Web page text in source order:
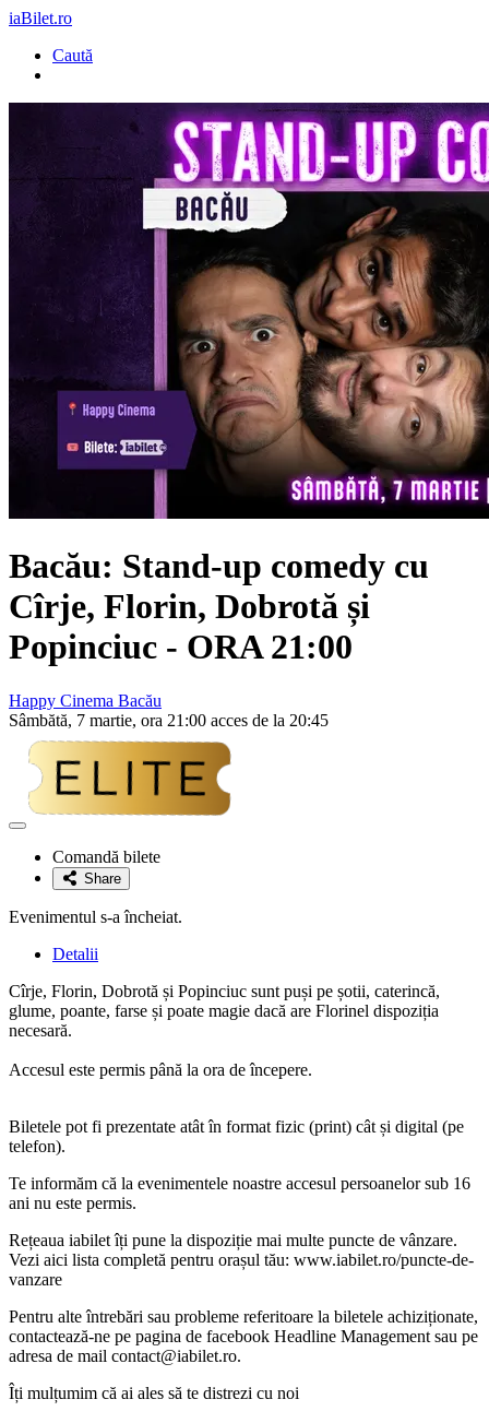
iaBilet.ro
Caută
Bacău: Stand-up comedy cu
Cîrje, Florin, Dobrotă și
Popinciuc - ORA 21:00
Happy Cinema Bacău
Sâmbătă, 7 martie, ora 21:00 acces de la 20:45
Adaugă
favoriteComandă bilete
Share
Evenimentul s-a încheiat.
Detalii
Cîrje, Florin, Dobrotă și Popinciuc sunt puși pe șotii, caterincă,
glume, poante, farse și poate magie dacă are Florinel dispoziția
necesară.
Accesul este permis până la ora de începere.
Biletele pot fi prezentate atât în format fizic (print) cât și digital (pe
telefon).
Te informăm că la evenimentele noastre accesul persoanelor sub 16
ani nu este permis.
Rețeaua iabilet îți pune la dispoziție mai multe puncte de vânzare.
Vezi aici lista completă pentru orașul tău: www.iabilet.ro/puncte-de-
vanzare
Pentru alte întrebări sau probleme referitoare la biletele achiziționate,
contactează-ne pe pagina de facebook Headline Management sau pe
adresa de mail contact@iabilet.ro.
Îți mulțumim că ai ales să te distrezi cu noi